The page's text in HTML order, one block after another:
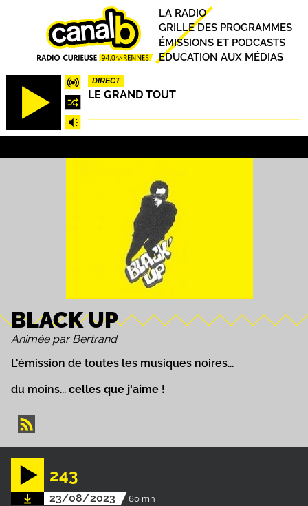
DIRECT
LE GRAND TOUT
Principal
LA RADIO
GRILLE DES PROGRAMMES
ÉMISSIONS ET PODCASTS
EDUCATION AUX MÉDIAS
BLACK UP
Animée par Bertrand
L'émission de toutes les musiques noires...
du moins... celles que j'aime !
243
23/08/2023 60 mn